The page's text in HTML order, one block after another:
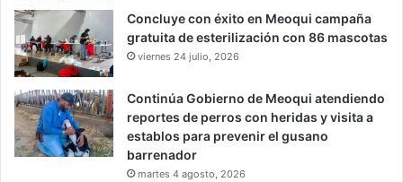
Concluye con éxito en Meoqui campaña
gratuita de esterilización con 86 mascotas
viernes 24 julio, 2026
Continúa Gobierno de Meoqui atendiendo
reportes de perros con heridas y visita a
establos para prevenir el gusano
barrenador
martes 4 agosto, 2026